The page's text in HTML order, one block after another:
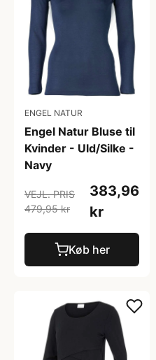
ENGEL NATUR
Engel Natur Bluse til
Kvinder - Uld/Silke -
Navy
VEJL. PRIS
479,95 kr
383,96
kr
Køb her